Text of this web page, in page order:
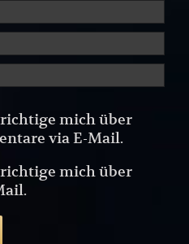
mich über
via E-Mail.
mich über